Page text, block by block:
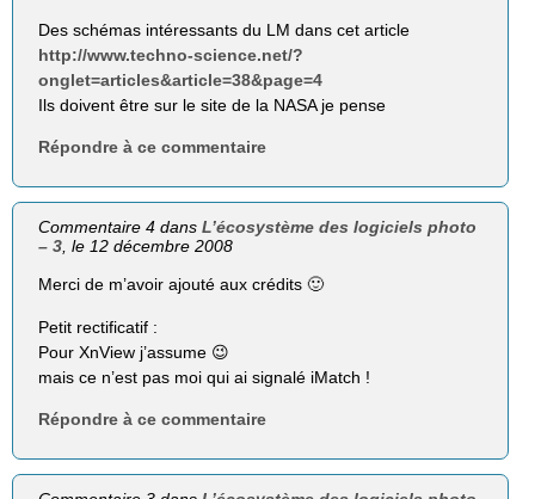
Des schémas intéressants du LM dans cet article
http://www.techno-science.net/?
onglet=articles&article=38&page=4
Ils doivent être sur le site de la NASA je pense
Répondre à ce commentaire
Commentaire 4 dansL’écosystème des logiciels photo
– 3, le 12 décembre 2008
Merci de m’avoir ajouté aux crédits 🙂
Petit rectificatif :
Pour XnView j’assume 😉
mais ce n’est pas moi qui ai signalé iMatch !
Répondre à ce commentaire